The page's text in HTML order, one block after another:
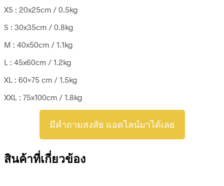
XS : 20x25cm / 0.5kg
S : 30x35cm / 0.8kg
M : 40x50cm / 1.1kg
L : 45x60cm / 1.2kg
XL : 60×75 cm / 1.5kg
XXL : 75x100cm / 1.8kg
มีคำถามสงสัย แอดไลน์มาได้เลย
สินค้าที่เกี่ยวข้อง